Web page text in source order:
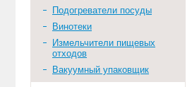
Подогреватели посуды
Винотеки
Измельчители пищевых
отходов
Вакуумный упаковщик